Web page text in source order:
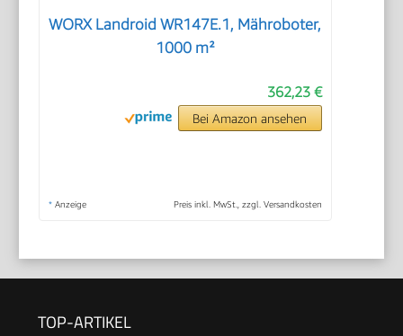
WORX Landroid WR147E.1, Mähroboter,
1000 m²
362,23 €
Bei Amazon ansehen
* Anzeige Preis inkl. MwSt., zzgl. Versandkosten
TOP-ARTIKEL